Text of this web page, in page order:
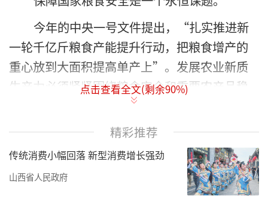
今年的中央一号文件提出，“扎实推进新
一轮千亿斤粮食产能提升行动，把粮食增产的
重心放到大面积提高单产上”。发展农业新质
生产力必须紧紧围绕粮食安全和重要农产品稳
定安全供给这个核心，用更优的资源和投入实
现更好的产出和效益，守住粮食安全，端牢中
今年，省农业农村厅聚焦粮食生产，实施
粮食单产提升、高标准农田建设等工程，以单
点击查看全文(剩余90%)
精彩推荐
传统消费小幅回落 新型消费增长强劲
山西省人民政府